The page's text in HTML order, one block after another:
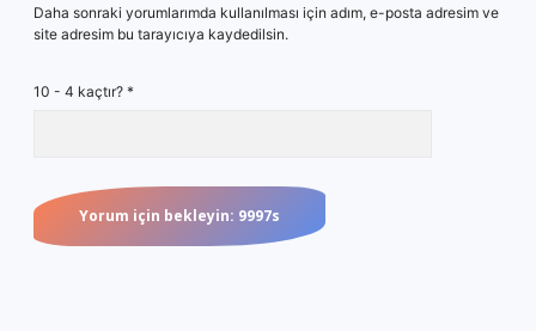
Daha sonraki yorumlarımda kullanılması için adım, e-posta adresim ve
site adresim bu tarayıcıya kaydedilsin.
10 - 4 kaçtır? *